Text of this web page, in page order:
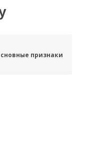
признаки